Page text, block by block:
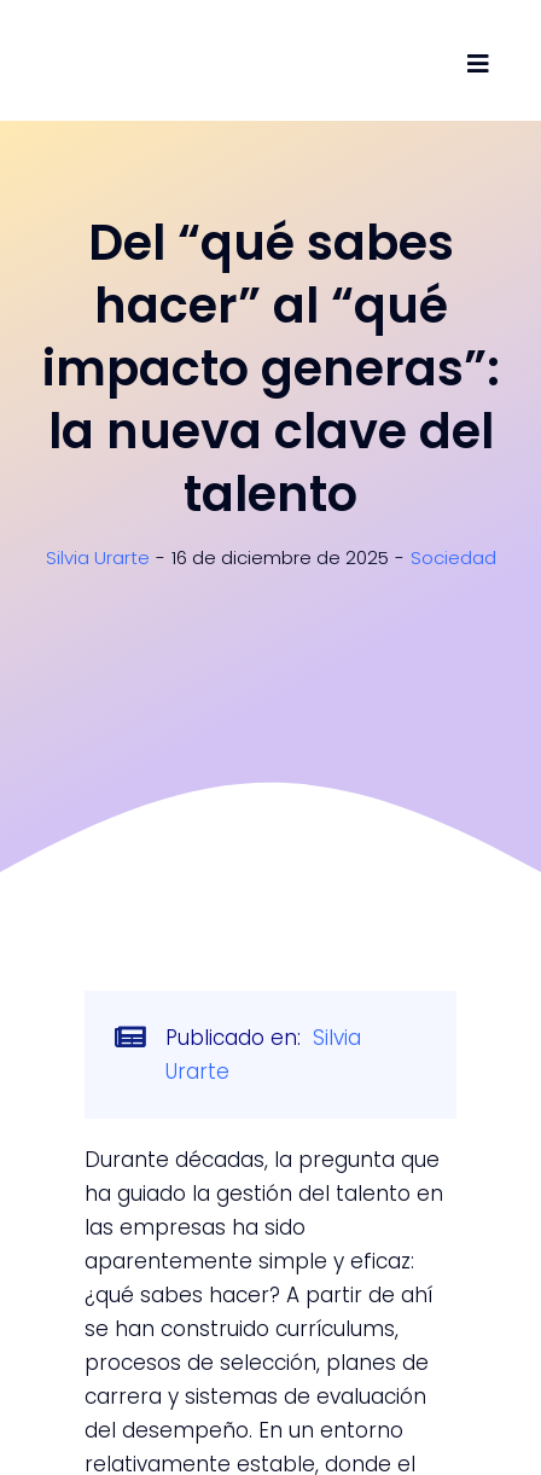
Inicio
Del “qué sabes
hacer” al “qué
impacto generas”:
la nueva clave del
talento
Silvia Urarte - 16 de diciembre de 2025 - Sociedad
Publicado en: Silvia
Urarte
Durante décadas, la pregunta que
ha guiado la gestión del talento en
las empresas ha sido
aparentemente simple y eficaz:
¿qué sabes hacer? A partir de ahí
se han construido currículums,
procesos de selección, planes de
carrera y sistemas de evaluación
del desempeño. En un entorno
relativamente estable, donde el